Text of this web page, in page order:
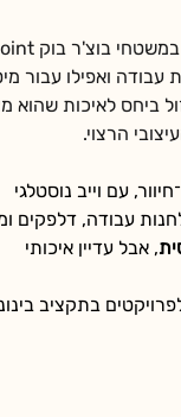
עבודה ואפילו עבור
ביחס לאיכות שהוא
הרצוי.
עם וייב נוסטלגי
עבודה, דלפקים
, אבל עדיין איכותי
בתקציב